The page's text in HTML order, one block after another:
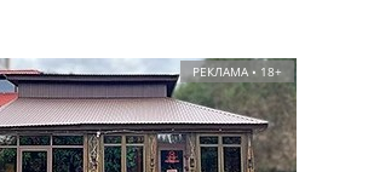
РЕКЛАМА • 18+